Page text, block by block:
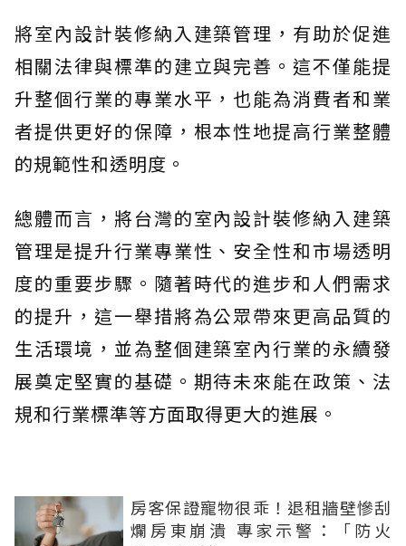
將室內設計裝修納入建築管理，有助於促進
相關法律與標準的建立與完善。這不僅能提
升整個行業的專業水平，也能為消費者和業
者提供更好的保障，根本性地提高行業整體
的規範性和透明度。
總體而言，將台灣的室內設計裝修納入建築
管理是提升行業專業性、安全性和市場透明
度的重要步驟。隨著時代的進步和人們需求
的提升，這一舉措將為公眾帶來更高品質的
生活環境，並為整個建築室內行業的永續發
展奠定堅實的基礎。期待未來能在政策、法
規和行業標準等方面取得更大的進展。
房客保證寵物很乖！退租牆壁慘刮
爛房東崩潰 專家示警：「防火